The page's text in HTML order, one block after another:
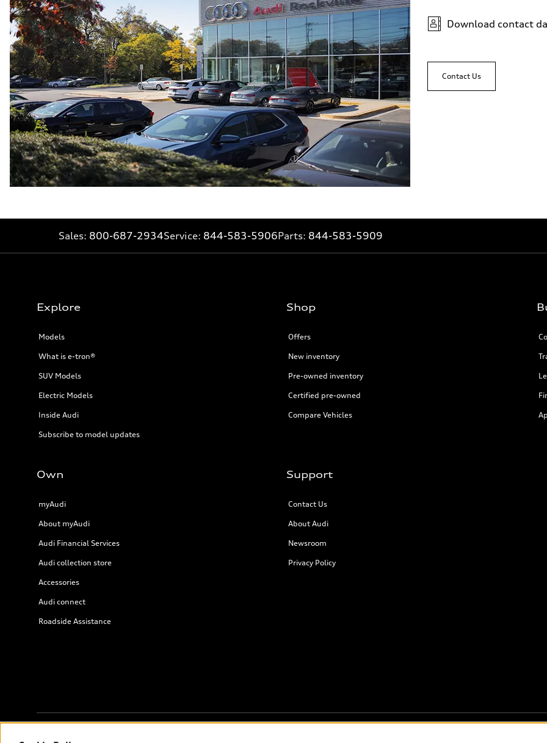
Download contact
Contact Us
Sales: 800-687-2934Service: 844-583-5906Parts: 844-583-5909
Explore
Models
What is e-tron®
SUV Models
Electric Models
Inside Audi
Subscribe to model updates
Shop
Offers
New inventory
Pre-owned inventory
Certified pre-owned
Compare Vehicles
Own
myAudi
About myAudi
Audi Financial Services
Audi collection store
Accessories
Audi connect
Roadside Assistance
Support
Contact Us
About Audi
Newsroom
Privacy Policy